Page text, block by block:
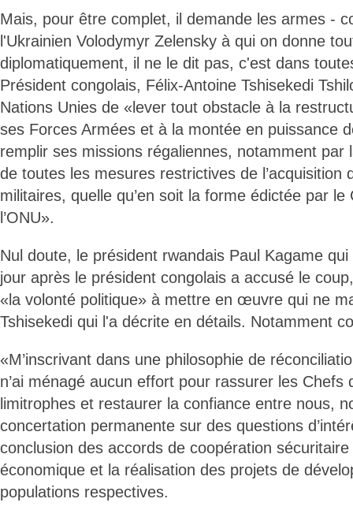
Mais, pour être complet, il demande les armes -
l'Ukrainien Volodymyr Zelensky à qui on donne
diplomatiquement, il ne le dit pas, c'est dans
Président congolais, Félix-Antoine Tshisekedi
Nations Unies de «lever tout obstacle à la
ses Forces Armées et à la montée en puissance
remplir ses missions régaliennes, notamment par
de toutes les mesures restrictives de l’acquisition
militaires, quelle qu’en soit la forme édictée par
l’ONU».
Nul doute, le président rwandais Paul Kagame
jour après le président congolais a accusé le
«la volonté politique» à mettre en œuvre qui ne
Tshisekedi qui l'a décrite en détails. Notamment
«M’inscrivant dans une philosophie de
n’ai ménagé aucun effort pour rassurer les Chefs
limitrophes et restaurer la confiance entre nous,
concertation permanente sur des questions
conclusion des accords de coopération
économique et la réalisation des projets de
populations respectives.